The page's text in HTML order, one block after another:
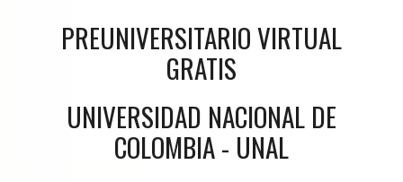
PREUNIVERSITARIO VIRTUAL
GRATIS
UNIVERSIDAD NACIONAL DE
COLOMBIA - UNAL